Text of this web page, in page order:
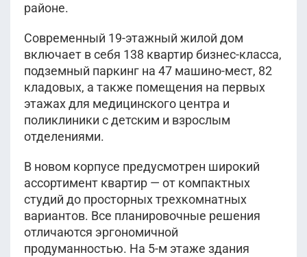
районе.
Современный 19-этажный жилой дом
включает в себя 138 квартир бизнес-класса,
подземный паркинг на 47 машино-мест, 82
кладовых, а также помещения на первых
этажах для медицинского центра и
поликлиники с детским и взрослым
отделениями.
В новом корпусе предусмотрен широкий
ассортимент квартир — от компактных
студий до просторных трехкомнатных
вариантов. Все планировочные решения
отличаются эргономичной
продуманностью. На 5-м этаже здания